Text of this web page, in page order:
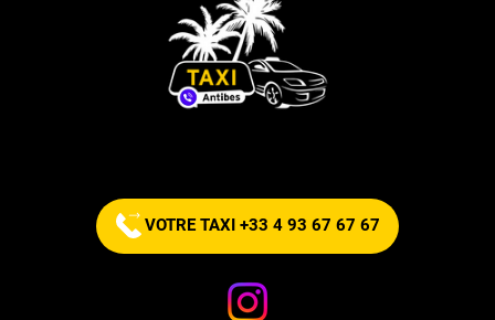
VOTRE TAXI +33 4 93 67 67 67